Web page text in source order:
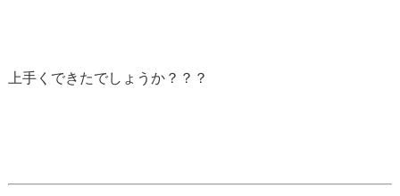
上手くできたでしょうか？？？